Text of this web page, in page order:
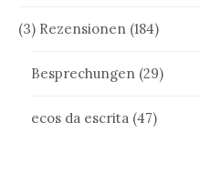
(3) Rezensionen (184)
Besprechungen (29)
ecos da escrita (47)